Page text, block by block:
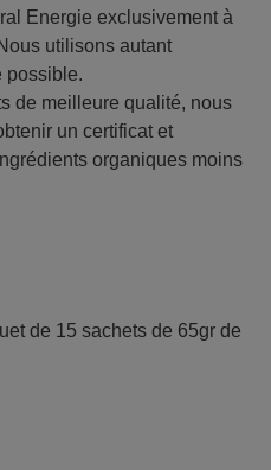
Energie exclusivement à
utilisons autant
possible.
de meilleure qualité, nous
un certificat et
organiques moins
de 15 sachets de 65gr de